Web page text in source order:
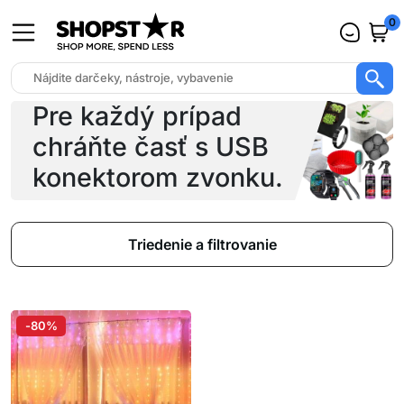
0
Pre každý prípad
chráňte časť s USB
konektorom zvonku.
Triedenie a filtrovanie
-80%